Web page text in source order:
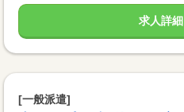
求人詳
[一般派遣]